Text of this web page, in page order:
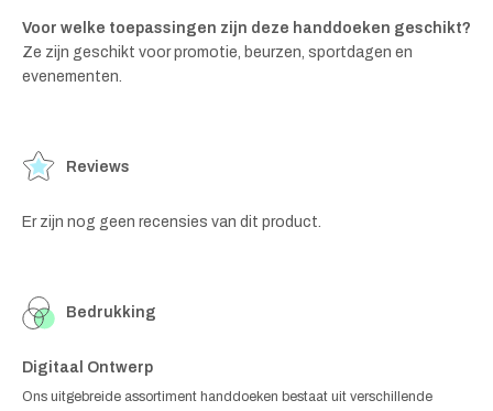
Voor welke toepassingen zijn deze handdoeken geschikt?
Ze zijn geschikt voor promotie, beurzen, sportdagen en
evenementen.
Reviews
Er zijn nog geen recensies van dit product.
Bedrukking
Digitaal Ontwerp
Ons uitgebreide assortiment handdoeken bestaat uit verschillende